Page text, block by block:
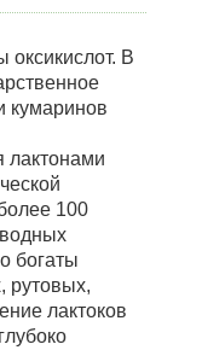
В
кумаринов
лактонами
100
богаты
рутовых,
лактоков